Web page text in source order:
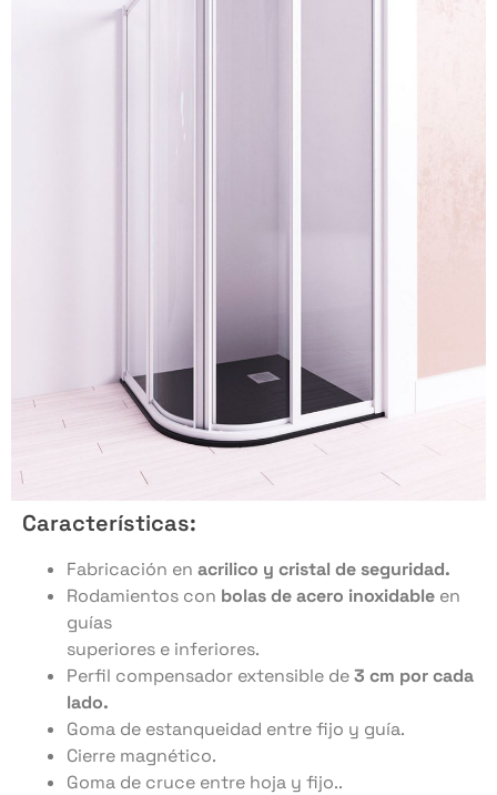
Características:
Fabricación en acrilico y cristal de seguridad.
Rodamientos con bolas de acero inoxidable en
guías
superiores e inferiores.
Perfil compensador extensible de3 cm por cada
lado.
Goma de estanqueidad entre fijo y guía.
Cierre magnético.
Goma de cruce entre hoja y fijo..